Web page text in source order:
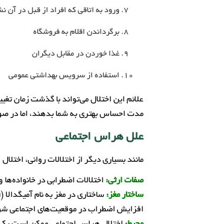
ورود به اتاقی که افراد از قبل در آن
برگرداندن اقلام به فروشگاه
غذا خوردن در مقابل دیگران
استفاده از سرویس بهداشتی عمومی
علائم این اختلال می‌تواند با گذشت زمان
مدت احساس بهتری به شما بدهند، اما در
علل هراس اجتماعی
مانند بسیاری دیگر از اختلالات روانی،
صفات ارثی: اختلالات اضطرابی در
ساختار مغز:
افزایش اضطراب در موقعیت‌های اجتماعی